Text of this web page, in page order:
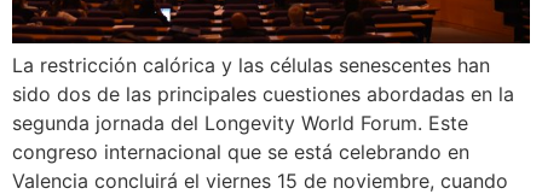
La restricción calórica y las células senescentes han
sido dos de las principales cuestiones abordadas en la
segunda jornada del Longevity World Forum. Este
congreso internacional que se está celebrando en
Valencia concluirá el viernes 15 de noviembre, cuando